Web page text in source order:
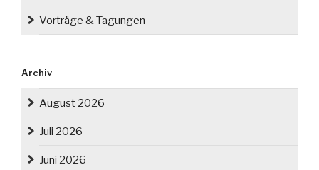
Vorträge & Tagungen
Archiv
August 2026
Juli 2026
Juni 2026